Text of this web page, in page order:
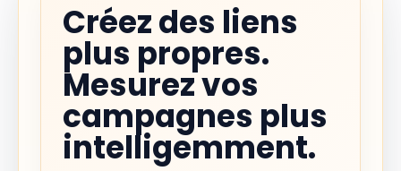
Créez des liens
plus propres.
Mesurez vos
campagnes plus
intelligemment.